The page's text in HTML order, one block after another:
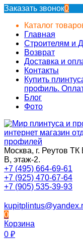
Заказать звонок0
Каталог
Главная
Строителям и
Возврат
Доставка и
Контакты
Купить
профиль.
Блог
Фото
Москва, г. Реутов
В, этаж-2.
+7 (495) 664-69-61
+7 (925) 470-67-64
+7 (905) 535-39-93
0
Корзина
0 ₽